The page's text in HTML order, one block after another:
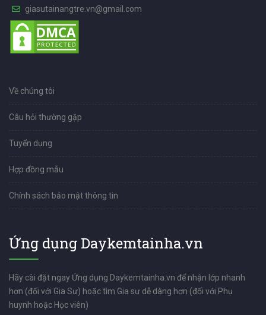
giasutainangtre.vn@gmail.com
Về chúng tôi
Câu hỏi thường gặp
Tuyển dụng
Hợp đồng mẫu
Chính sách bảo mật thông tin
Ứng dụng Daykemtainha.vn
Hãy cài đặt ngay Ứng dụng Daykemtainha.vn để nhận lớp nhanh
hơn (đối với Gia Sư) hoặc tìm Gia sư dễ dàng hơn (đối với Phụ
huynh hoặc Học viên)